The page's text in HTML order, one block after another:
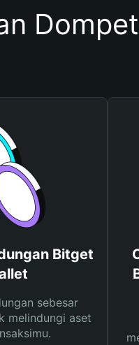
Bitget
sebesar
melindungi aset